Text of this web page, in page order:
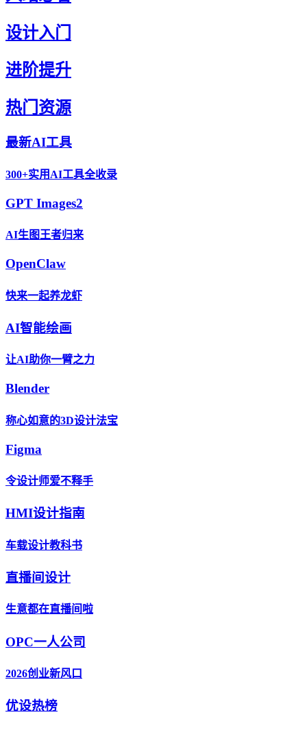
设计入门
进阶提升
热门资源
最新AI工具
300+实用AI工具全收录
GPT Images2
AI生图王者归来
OpenClaw
快来一起养龙虾
AI智能绘画
让AI助你一臂之力
Blender
称心如意的3D设计法宝
Figma
令设计师爱不释手
HMI设计指南
车载设计教科书
直播间设计
生意都在直播间啦
OPC一人公司
2026创业新风口
优设热榜